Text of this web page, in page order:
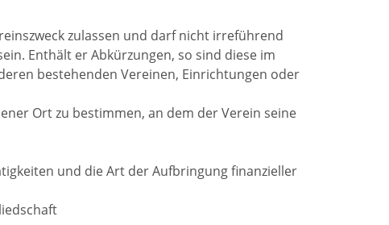
zulassen und darf nicht irreführend
Enthält er Abkürzungen, so sind diese im
bestehenden Vereinen, Einrichtungen oder
Ort zu bestimmen, an dem der Verein seine
und die Art der Aufbringung finanzieller